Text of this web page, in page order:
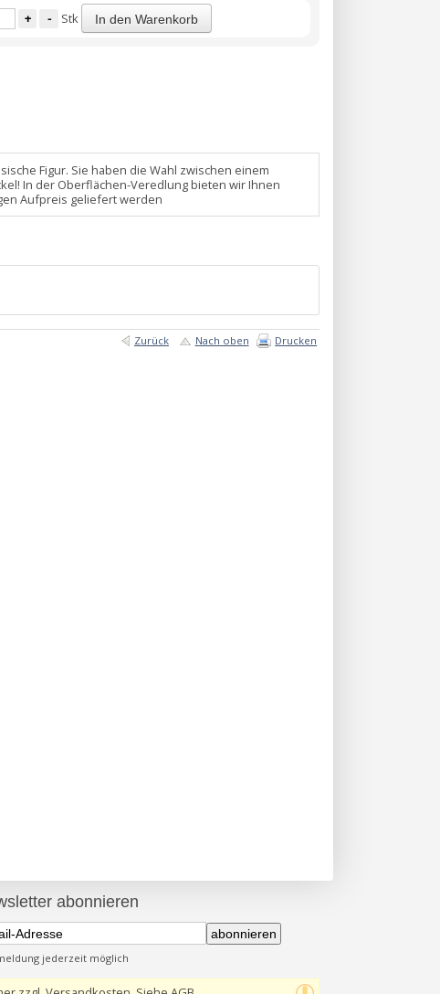
+ - Stk In den Warenkorb
Figur. Sie haben die Wahl zwischen einem
In der Oberflächen-Veredlung bieten wir Ihnen
Aufpreis geliefert werden
Zurück Nach oben Drucken
abonnieren
abonnieren
jederzeit möglich